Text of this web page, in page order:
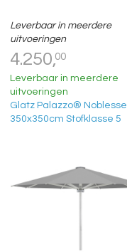
Leverbaar in meerdere
uitvoeringen
4.250,00
Leverbaar in meerdere
uitvoeringen
Glatz Palazzo® Noblesse
350x350cm Stofklasse 5